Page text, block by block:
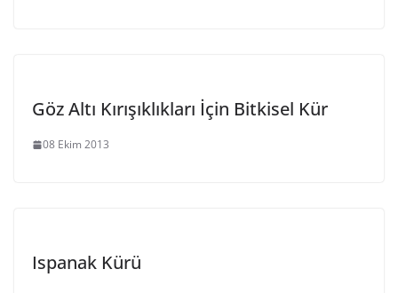
Göz Altı Kırışıklıkları İçin Bitkisel Kür
08 Ekim 2013
Ispanak Kürü